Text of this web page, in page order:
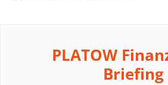
PLATOW
Briefing